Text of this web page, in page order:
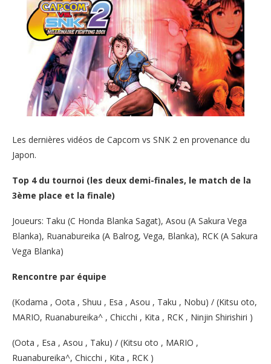
Les dernières vidéos de Capcom vs SNK 2 en provenance du
Japon.
Top 4 du tournoi (les deux demi-finales, le match de la
3ème place et la finale)
Joueurs: Taku (C Honda Blanka Sagat), Asou (A Sakura Vega
Blanka), Ruanabureika (A Balrog, Vega, Blanka), RCK (A Sakura
Vega Blanka)
Rencontre par équipe
(Kodama , Oota , Shuu , Esa , Asou , Taku , Nobu) / (Kitsu oto,
MARIO, Ruanabureika^ , Chicchi , Kita , RCK , Ninjin Shirishiri )
(Oota , Esa , Asou , Taku) / (Kitsu oto , MARIO ,
Ruanabureika^, Chicchi , Kita , RCK )